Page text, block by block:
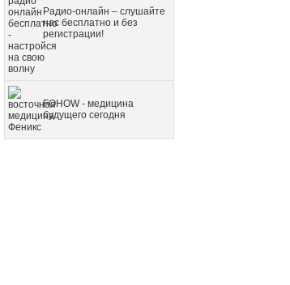
Радио-онлайн – слушайте
нас бесплатно и без
регистрации!
FOHOW - медицина
будущего сегодня